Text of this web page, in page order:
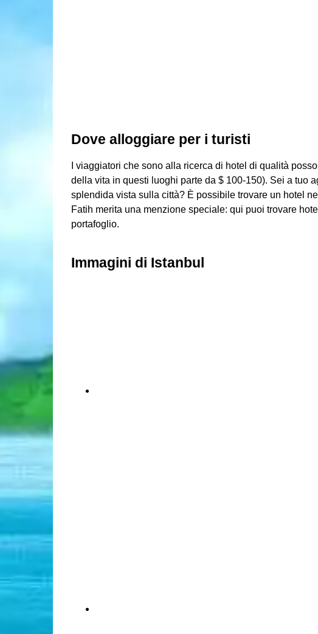
Dove alloggiare per i turisti
I viaggiatori che sono alla ricerca di hotel di qualità
della vita in questi luoghi parte da $ 100-150). Sei a tuo
splendida vista sulla città? È possibile trovare un hotel
Fatih merita una menzione speciale: qui puoi trovare
portafoglio.
Immagini di Istanbul